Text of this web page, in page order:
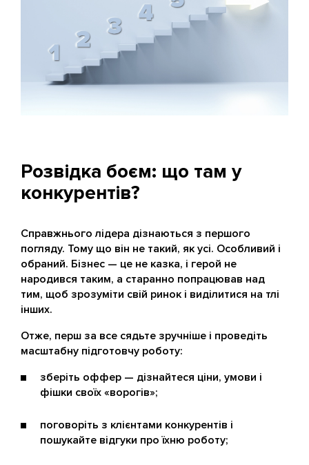
Розвідка боєм: що там у
конкурентів?
Справжнього лідера дізнаються з першого
погляду. Тому що він не такий, як усі. Особливий і
обраний. Бізнес — це не казка, і герой не
народився таким, а старанно попрацював над
тим, щоб зрозуміти свій ринок і виділитися на тлі
інших.
Отже, перш за все сядьте зручніше і проведіть
масштабну підготовчу роботу:
зберіть оффер — дізнайтеся ціни, умови і
фішки своїх «ворогів»;
поговоріть з клієнтами конкурентів і
пошукайте відгуки про їхню роботу;